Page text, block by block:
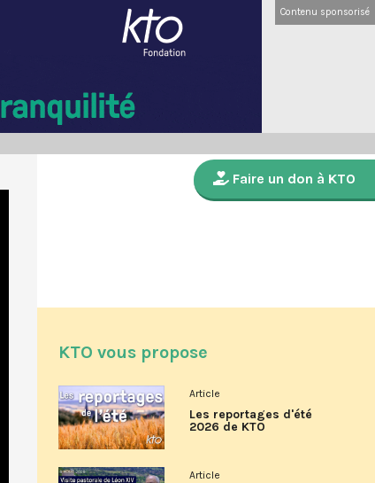
Contenu sponsorisé
Faire un don à KTO
KTO vous propose
Article
Les reportages d'été
2026 de KTO
Article